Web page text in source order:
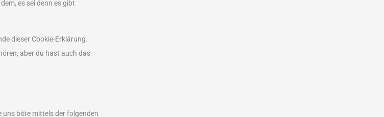
es sei denn es gibt
dieser Cookie-Erklärung.
aber du hast auch das
uns bitte mittels der folgenden